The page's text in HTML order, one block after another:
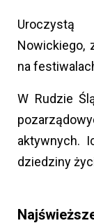
Uroczystą
Nowickiego,
na
W Rudzie
aktywnych.
dziedziny